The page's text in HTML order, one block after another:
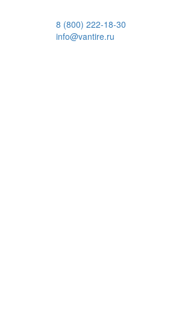
8 (800) 222-18-30
info@vantire.ru